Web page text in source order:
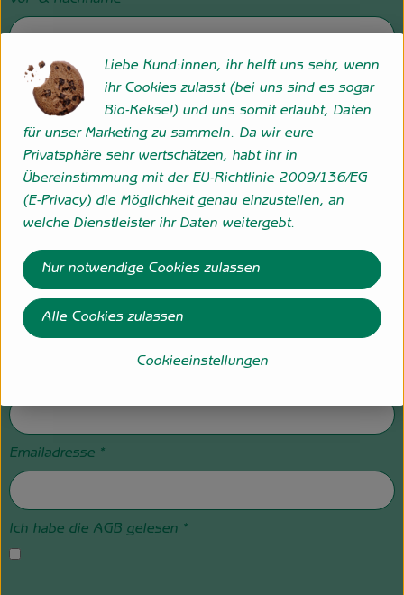
Straße *
Hausnummer *
PLZ *
Ort *
Emailadresse *
Ich habe die AGB gelesen *
Liebe Kund:innen, ihr helft uns sehr, wenn
ihr Cookies zulasst (bei uns sind es sogar
Bio-Kekse!) und uns somit erlaubt, Daten
für unser Marketing zu sammeln. Da wir eure
Privatsphäre sehr wertschätzen, habt ihr in
Übereinstimmung mit der EU-Richtlinie 2009/136/EG
(E-Privacy) die Möglichkeit genau einzustellen, an
welche Dienstleister ihr Daten weitergebt.
Cookieeinstellungen
Nur notwendige Cookies zulassen
Alle Cookies zulassen